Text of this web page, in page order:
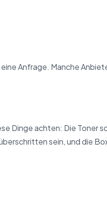
Anfrage. Manche
Dinge achten: Die Toner
sein, und die